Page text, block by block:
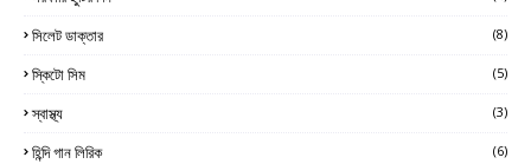
সিলেট ডাক্তার (8)
স্কিটো সিম (5)
স্বাস্থ্য (3)
হিন্দি গান লিরিক (6)